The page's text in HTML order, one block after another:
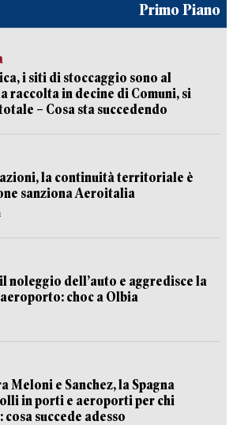
Primo Piano
i siti di stoccaggio sono al
raccolta in decine di Comuni, si
– Cosa sta succedendo
la continuità territoriale è
sanziona Aeroitalia
noleggio dell’auto e aggredisce la
choc a Olbia
Meloni e Sanchez, la Spagna
in porti e aeroporti per chi
succede adesso